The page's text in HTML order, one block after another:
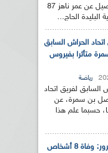
الجزائري الأصيل عن عمر ناهز 87
البليدة الحاج...
الحراش السابق
متأثرا بفيروس
رياضة
السابق لفريق اتحاد
فيصل بن سمرة، عن
حسبما علم هذا
حوادث المرور: وفاة 8 أشخاص